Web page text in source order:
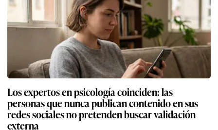
Los expertos en psicología coinciden: las
personas que nunca publican contenido en sus
redes sociales no pretenden buscar validación
externa